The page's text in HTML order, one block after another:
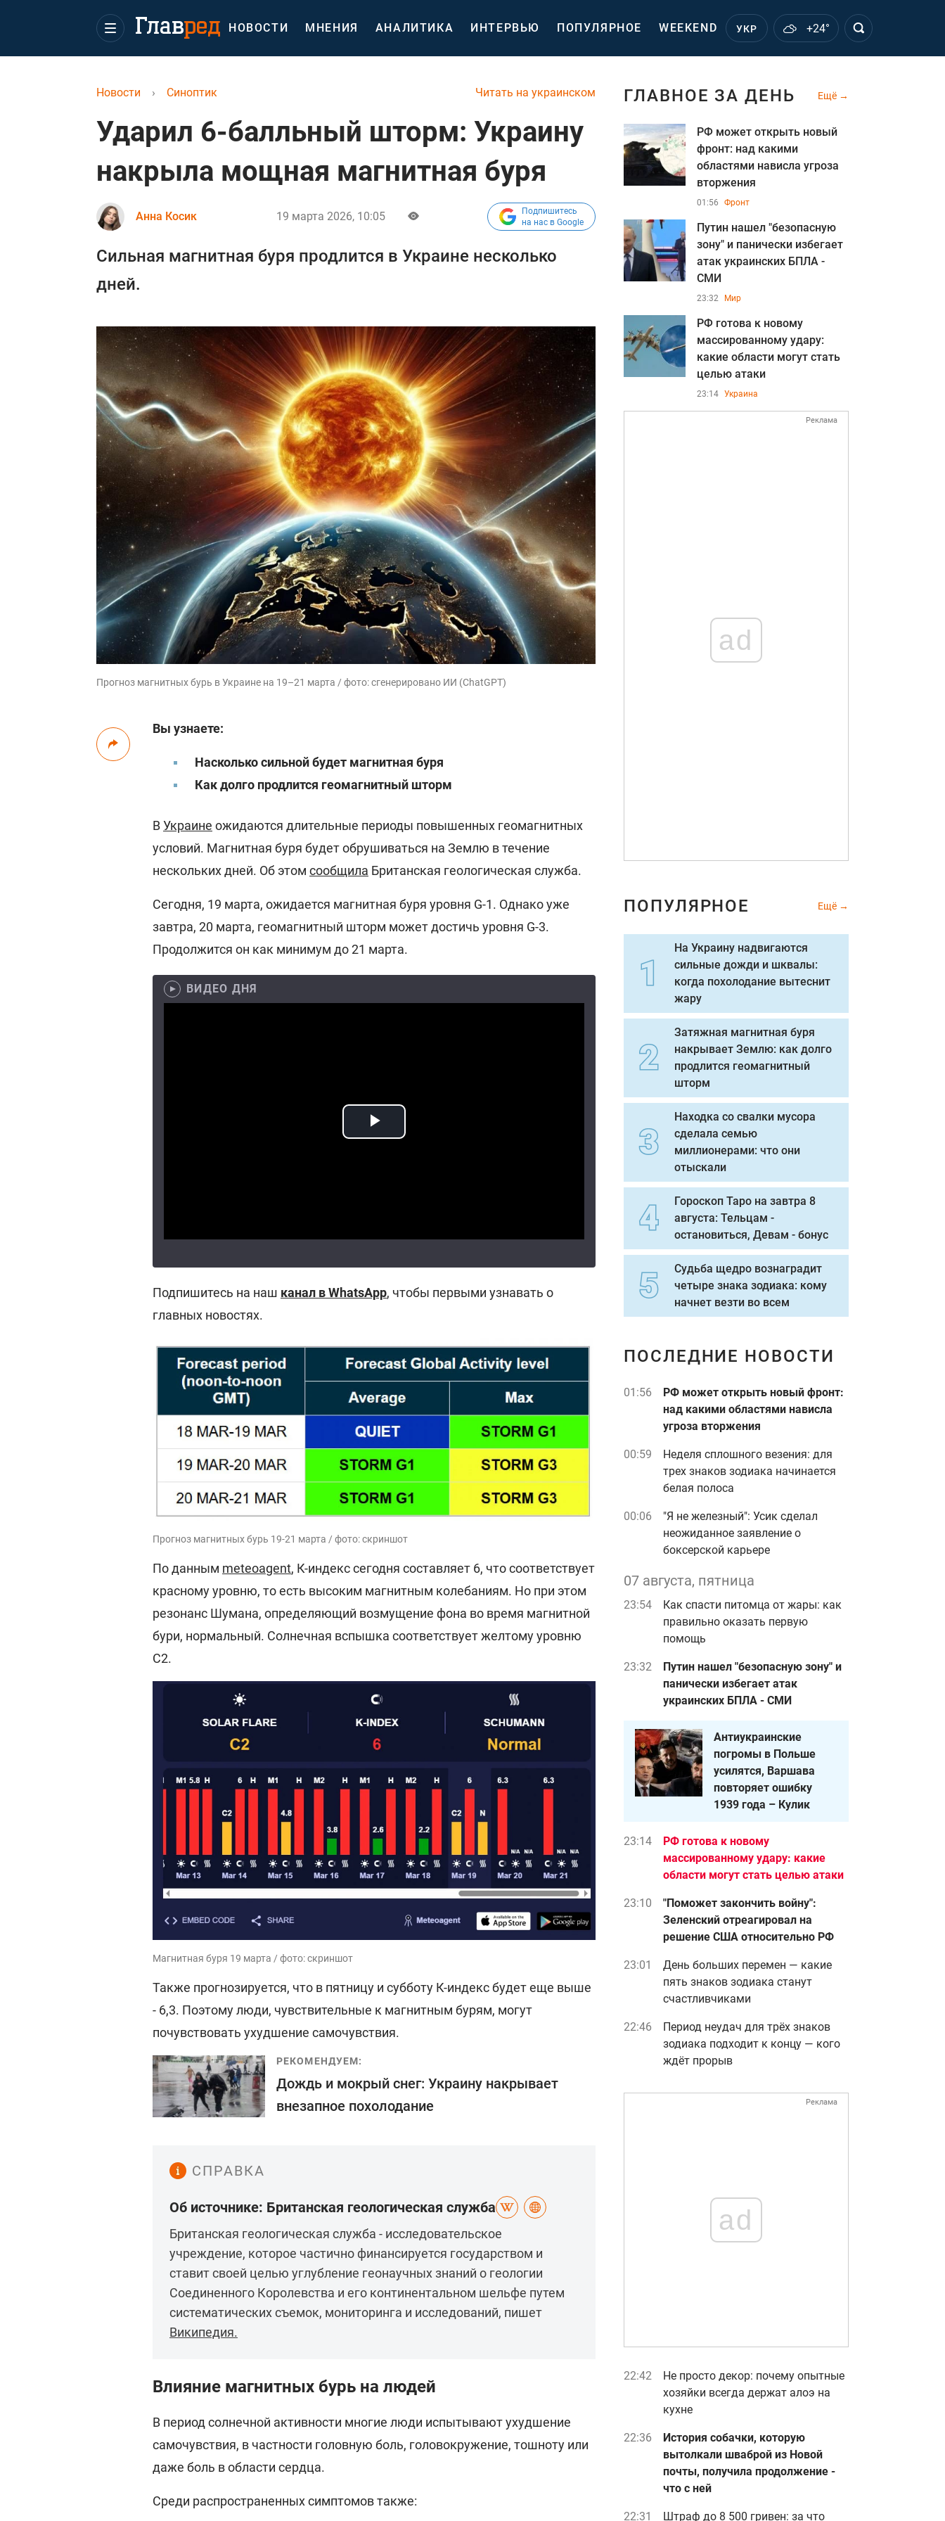
НОВОСТИ МНЕНИЯ АНАЛИТИКА ИНТЕРВЬЮ ПОПУЛЯРНОЕ WEEKEND УКР +24°
Читать на украинском
Новости › Синоптик
Ударил 6-балльный шторм: Украину
накрыла мощная магнитная буря
Анна Косик 19 марта 2026, 10:05
Подпишитесь
на нас в Google
Сильная магнитная буря продлится в Украине несколько
дней.
Прогноз магнитных бурь в Украине на 19–21 марта / фото: сгенерировано ИИ (ChatGPT)
Вы узнаете:
Насколько сильной будет магнитная буря
Как долго продлится геомагнитный шторм
ВУкраине ожидаются длительные периоды повышенных геомагнитных
условий. Магнитная буря будет обрушиваться на Землю в течение
нескольких дней. Об этом сообщила Британская геологическая служба.
Сегодня, 19 марта, ожидается магнитная буря уровня G-1. Однако уже
завтра, 20 марта, геомагнитный шторм может достичь уровня G-3.
Продолжится он как минимум до 21 марта.
ВИДЕО ДНЯ
Подпишитесь на наш канал в WhatsApp, чтобы первыми узнавать о
главных новостях.
Прогноз магнитных бурь 19-21 марта / фото: скриншот
По данным meteoagent, К-индекс сегодня составляет 6, что соответствует
красному уровню, то есть высоким магнитным колебаниям. Но при этом
резонанс Шумана, определяющий возмущение фона во время магнитной
бури, нормальный. Солнечная вспышка соответствует желтому уровню
C2.
Магнитная буря 19 марта / фото: скриншот
Также прогнозируется, что в пятницу и субботу К-индекс будет еще выше
- 6,3. Поэтому люди, чувствительные к магнитным бурям, могут
почувствовать ухудшение самочувствия.
РЕКОМЕНДУЕМ:
Дождь и мокрый снег: Украину накрывает
внезапное похолодание
СПРАВКА
Об источнике: Британская геологическая служба
Британская геологическая служба - исследовательское
учреждение, которое частично финансируется государством и
ставит своей целью углубление геонаучных знаний о геологии
Соединенного Королевства и его континентальном шельфе путем
систематических съемок, мониторинга и исследований, пишет
Википедия.
Влияние магнитных бурь на людей
В период солнечной активности многие люди испытывают ухудшение
самочувствия, в частности головную боль, головокружение, тошноту или
даже боль в области сердца.
Среди распространенных симптомов также:
ГЛАВНОЕ ЗА ДЕНЬ Ещё
РФ может открыть новый
фронт: над какими
областями нависла угроза
вторжения
01:56 Фронт
Путин нашел "безопасную
зону" и панически избегает
атак украинских БПЛА -
СМИ
23:32 Мир
РФ готова к новому
массированному удару:
какие области могут стать
целью атаки
23:14 Украина
Реклама
ad
ПОПУЛЯРНОЕ Ещё
На Украину надвигаются
сильные дожди и шквалы:
когда похолодание вытеснит
жару
Затяжная магнитная буря
накрывает Землю: как долго
продлится геомагнитный
шторм
Находка со свалки мусора
сделала семью
миллионерами: что они
отыскали
Гороскоп Таро на завтра 8
августа: Тельцам -
остановиться, Девам - бонус
Судьба щедро вознаградит
четыре знака зодиака: кому
начнет везти во всем
ПОСЛЕДНИЕ НОВОСТИ
01:56
РФ может открыть новый фронт:
над какими областями нависла
угроза вторжения
00:59
Неделя сплошного везения: для
трех знаков зодиака начинается
белая полоса
00:06
"Я не железный": Усик сделал
неожиданное заявление о
боксерской карьере
07 августа, пятница
23:54
Как спасти питомца от жары: как
правильно оказать первую
помощь
23:32
Путин нашел "безопасную зону" и
панически избегает атак
украинских БПЛА - СМИ
Антиукраинские
погромы в Польше
усилятся, Варшава
повторяет ошибку
1939 года – Кулик
23:14
РФ готова к новому
массированному удару: какие
области могут стать целью атаки
23:10
"Поможет закончить войну":
Зеленский отреагировал на
решение США относительно РФ
23:01
День больших перемен — какие
пять знаков зодиака станут
счастливчиками
22:46
Период неудач для трёх знаков
зодиака подходит к концу — кого
ждёт прорыв
Реклама
ad
22:42
Не просто декор: почему опытные
хозяйки всегда держат алоэ на
кухне
22:36
История собачки, которую
вытолкали шваброй из Новой
почты, получила продолжение -
что с ней
22:31 Штраф до 8 500 гривен: за что